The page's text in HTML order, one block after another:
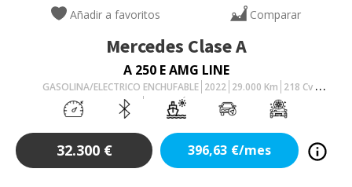
Añadir a favoritos Comparar
Mercedes Clase A
A 250 E AMG LINE
GASOLINA/ELECTRICO ENCHUFABLE 2022 29.000 Km 218 Cv
AUTOMÁTICO
32.300 € 396,63 €/mes